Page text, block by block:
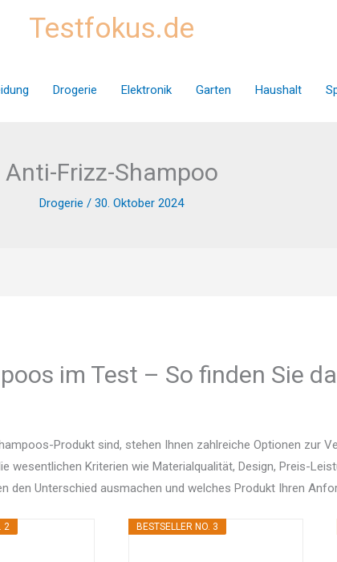
Testfokus.de
Drogerie Elektronik Garten Haushalt
Anti-Frizz-Shampoo
Drogerie / 30. Oktober 2024
im Test – So finden Sie
Produkt sind, stehen Ihnen zahlreiche Optionen zur
wesentlichen Kriterien wie Materialqualität, Design, Preis-
den Unterschied ausmachen und welches Produkt Ihren
2 BESTSELLER NO. 3